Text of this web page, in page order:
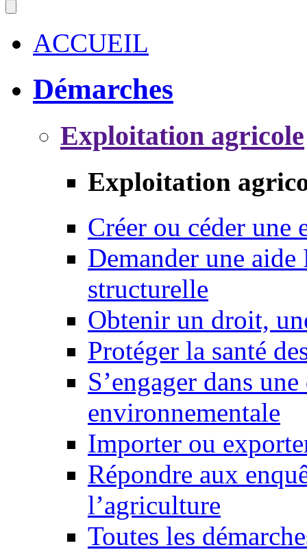
ACCUEIL
Démarches
Exploitation agricole
Exploitation
Créer ou céder une
Demander une
structurelle
Obtenir un droit,
Protéger la santé
S’engager dans
environnementale
Importer ou
Répondre aux
l’agriculture
Toutes les